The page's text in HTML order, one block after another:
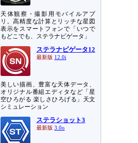
天体観察・撮影用モバイルアプ
リ。高精度な計算とリッチな星図
表示をスマートフォンで「いつで
もどこでも、ステラナビゲータ」
ステラナビゲータ12
最新版 12.0i
美しい描画、豊富な天体データ、
オリジナル番組エディタなど「星
空ひろがる 楽しさひろげる」天文
シミュレーション
ステラショット3
最新版 3.0o